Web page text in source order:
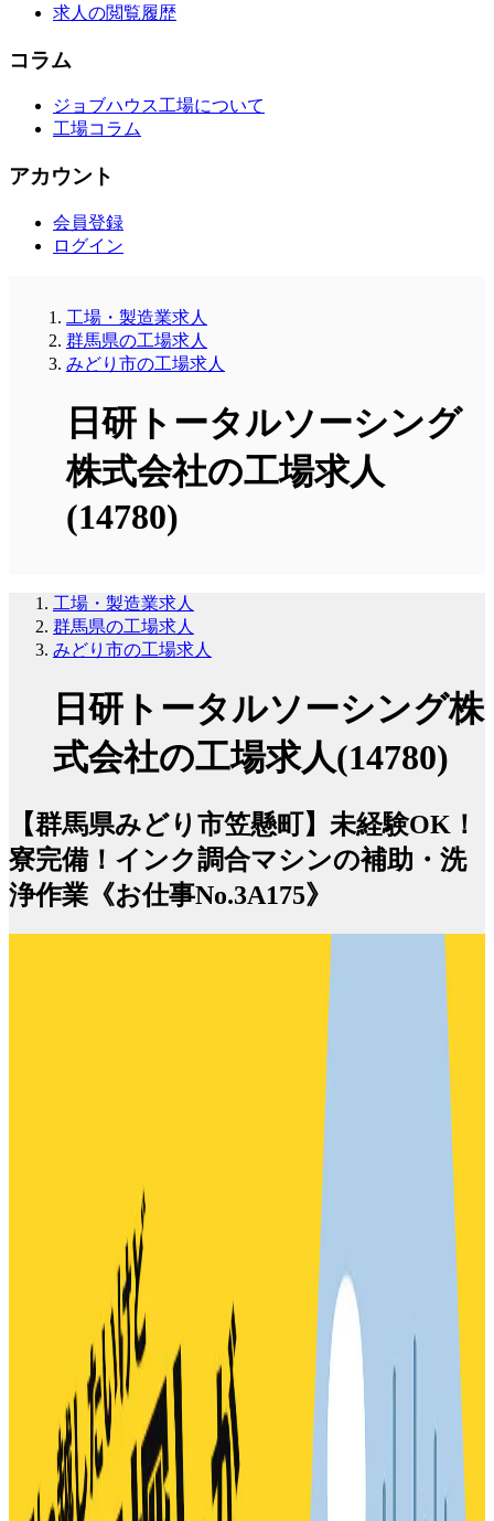
求人の閲覧履歴
コラム
ジョブハウス工場について
工場コラム
アカウント
会員登録
ログイン
工場・製造業求人
群馬県の工場求人
みどり市の工場求人
日研トータルソーシング
株式会社の工場求人
(14780)
工場・製造業求人
群馬県の工場求人
みどり市の工場求人
日研トータルソーシング株
式会社の工場求人(14780)
【群馬県みどり市笠懸町】未経験OK！
寮完備！インク調合マシンの補助・洗
浄作業《お仕事No.3A175》